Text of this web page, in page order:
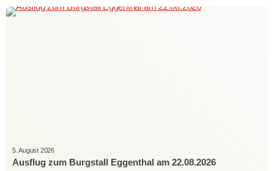
5. August 2026
Ausflug zum Burgstall Eggenthal am 22.08.2026